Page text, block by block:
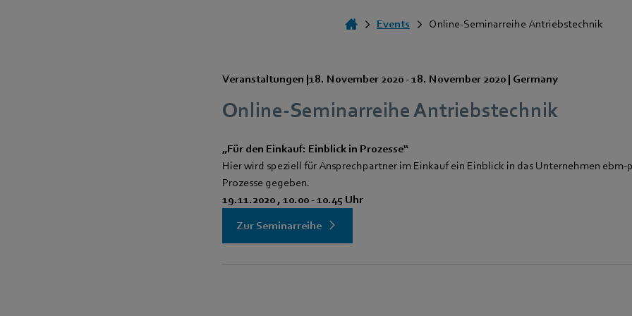
Events Online-Seminarreihe Antriebstechnik
Veranstaltungen |18. November 2020 -18. November 2020 | Germany
Online-Seminarreihe Antriebstechnik
„Für den Einkauf: Einblick in Prozesse“
Hier wird speziell für Ansprechpartner im Einkauf ein Einblick in das Unternehmen ebm-
Prozesse gegeben.
19.11.2020 , 10.00 - 10.45 Uhr
Zur Seminarreihe